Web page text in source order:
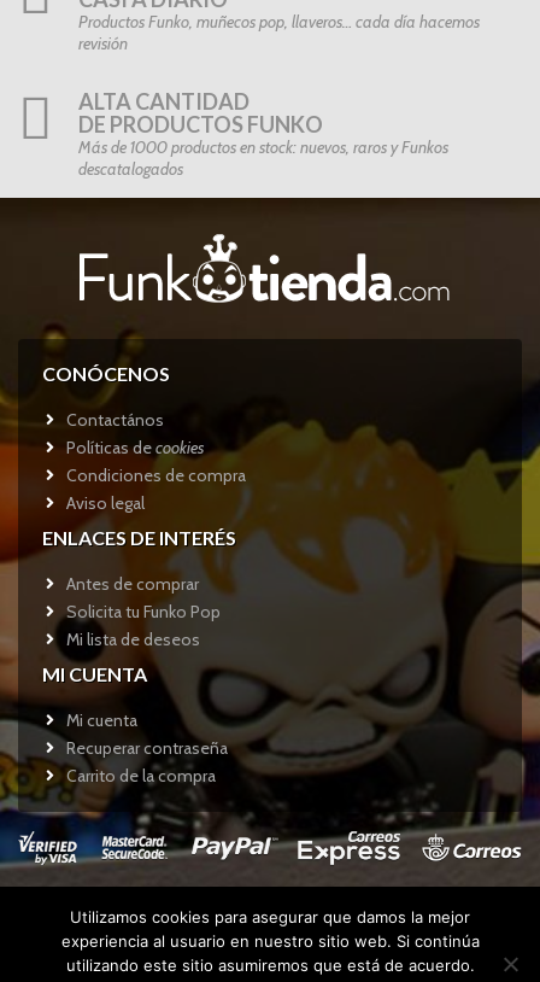
Productos Funko, muñecos pop, llaveros… cada día hacemos
revisión
ALTA CANTIDAD
DE PRODUCTOS FUNKO
Más de 1000 productos en stock: nuevos, raros y Funkos
descatalogados
CONÓCENOS
Contactános
Políticas decookies
Condiciones de compra
Aviso legal
ENLACES DE INTERÉS
Antes de comprar
Solicita tu Funko Pop
Mi lista de deseos
MI CUENTA
Mi cuenta
Recuperar contraseña
Carrito de la compra
Copyright © 2017Funkotienda.com - Todos los derechos
reservados.
Utilizamos cookies para asegurar que damos la mejor
experiencia al usuario en nuestro sitio web. Si continúa
utilizando este sitio asumiremos que está de acuerdo.